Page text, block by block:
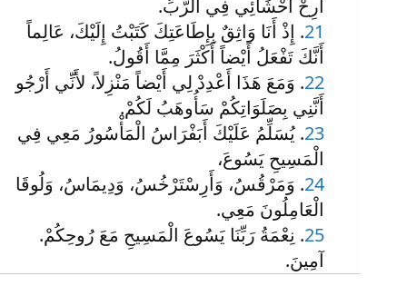
أَرِحْ أَحْشَائِي فِي الرَّبِّ.
21. إِذْ أَنَا وَاثِقٌ بِإِطَاعَتِكَ كَتَبْتُ إِلَيْكَ، عَالِماً
أَنَّكَ تَفْعَلُ أَيْضاً أَكْثَرَ مِمَّا أَقُولُ.
22. وَمَعَ هَذَا أَعْدِدْ لِي أَيْضاً مَنْزِلاً، لأَنِّي أَرْجُو
أَنَّنِي بِصَلَوَاتِكُمْ سَأُوهَبُ لَكُمْ.
23. يُسَلِّمُ عَلَيْكَ أَبَفْرَاسُ الْمَأْسُورُ مَعِي فِي
الْمَسِيحِ يَسُوعَ،
24. وَمَرْقُسُ، وَأَرِسْتَرْخُسُ، وَدِيمَاسُ، وَلُوقَا
الْعَامِلُونَ مَعِي.
25. نِعْمَةُ رَبِّنَا يَسُوعَ الْمَسِيحِ مَعَ رُوحِكُمْ.
آمِينَ.